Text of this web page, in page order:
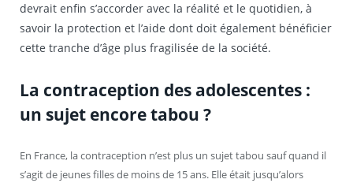
devrait enfin s’accorder avec la réalité et le quotidien, à
savoir la protection et l’aide dont doit également bénéficier
cette tranche d’âge plus fragilisée de la société.
La contraception des adolescentes :
un sujet encore tabou ?
En France, la contraception n’est plus un sujet tabou sauf quand il
s’agit de jeunes filles de moins de 15 ans. Elle était jusqu’alors